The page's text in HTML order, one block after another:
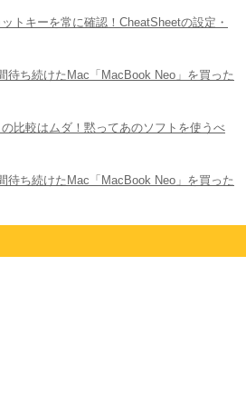
トキーを常に確認！CheatSheetの設定・
待ち続けたMac「MacBook Neo」を買った
の比較はムダ！黙ってあのソフトを使うべ
待ち続けたMac「MacBook Neo」を買った